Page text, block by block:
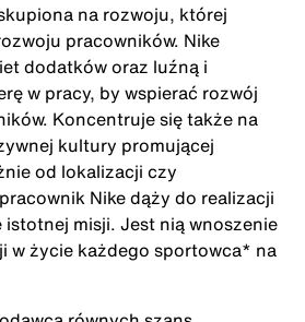
na rozwoju, której
pracowników. Nike
dodatków oraz luźną i
w pracy, by wspierać rozwój
Koncentruje się także na
kultury promującej
od lokalizacji czy
Nike dąży do realizacji
istotnej misji. Jest nią wnoszenie
w życie każdego sportowca* na